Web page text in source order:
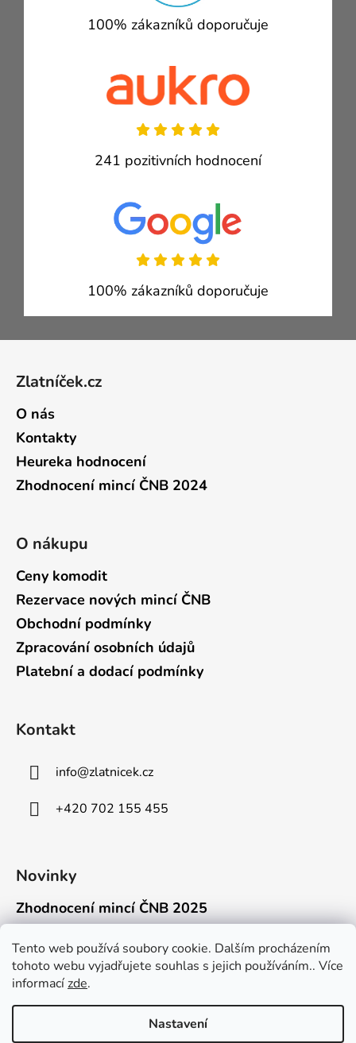
Tento web používá soubory cookie. Dalším procházením
tohoto webu vyjadřujete souhlas s jejich používáním.. Více
informacízde.
Nastavení
100% zákazníků doporučuje
241 pozitivních hodnocení
100% zákazníků doporučuje
Zlatníček.cz
O nás
Kontakty
Heureka hodnocení
Zhodnocení mincí ČNB 2024
O nákupu
Ceny komodit
Rezervace nových mincí ČNB
Obchodní podmínky
Zpracování osobních údajů
Platební a dodací podmínky
Kontakt
info@zlatnicek.cz
+420 702 155 455
Novinky
Zhodnocení mincí ČNB 2025
Připravili jsme pro vás jednoduchý a př...
Mýty o přepravě zlatých mincí mimo EU
Kdo někdy držel v ruce zlatou minci Wie...